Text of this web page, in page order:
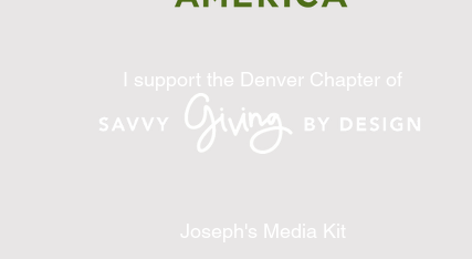
I support the Denver Chapter of
Joseph's Media Kit